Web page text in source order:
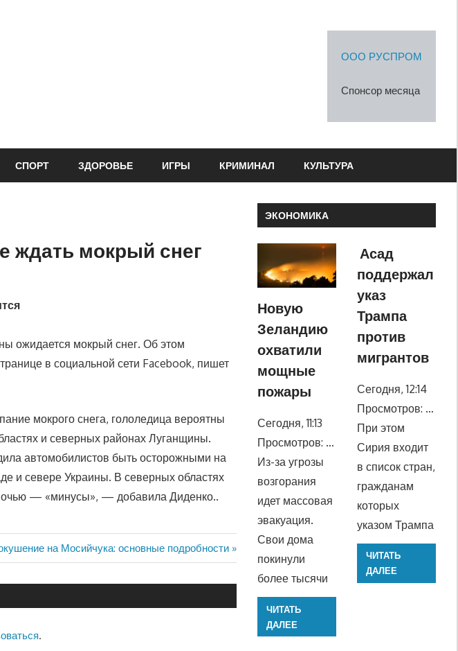
ООО РУСПРОМ
Спонсор месяца
СПОРТ ЗДОРОВЬЕ ИГРЫ КРИМИНАЛ КУЛЬТУРА
ждать мокрый снег
ожидается мокрый снег. Об этом
в социальной сети Facebook, пишет
мокрого снега, гололедица вероятны
и северных районах Луганщины.
автомобилистов быть осторожными на
и севере Украины. В северных областях
— «минусы», — добавила Диденко..
на Мосийчука: основные подробности
.
ЭКОНОМИКА
Новую
Зеландию
охватили
мощные
пожары
Сегодня, 11:13
Просмотров: …
Из-за угрозы
возгорания
идет массовая
эвакуация.
Свои дома
покинули
более тысячи
ЧИТАТЬ
ДАЛЕЕ
Асад
поддержал
указ
Трампа
против
мигрантов
Сегодня, 12:14
Просмотров: …
При этом
Сирия входит
в список стран,
гражданам
которых
указом Трампа
ЧИТАТЬ
ДАЛЕЕ